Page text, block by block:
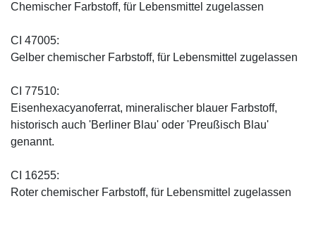
Chemischer Farbstoff, für Lebensmittel zugelassen
CI 47005:
Gelber chemischer Farbstoff, für Lebensmittel zugelassen
CI 77510:
Eisenhexacyanoferrat, mineralischer blauer Farbstoff,
historisch auch 'Berliner Blau' oder 'Preußisch Blau'
genannt.
CI 16255:
Roter chemischer Farbstoff, für Lebensmittel zugelassen